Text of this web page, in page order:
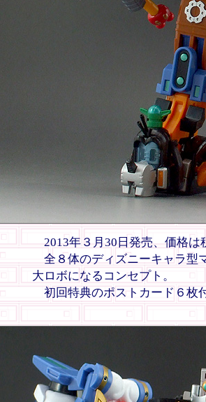
2013年３月30日発売、価格は
全８体のディズニーキャラ型
大ロボになるコンセプト。
初回特典のポストカード６枚